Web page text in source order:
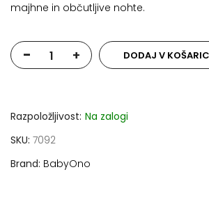
majhne in občutljive nohte.
- + DODAJ V
Razpoložljivost: Na zalogi
SKU 7092
Brand BabyOno